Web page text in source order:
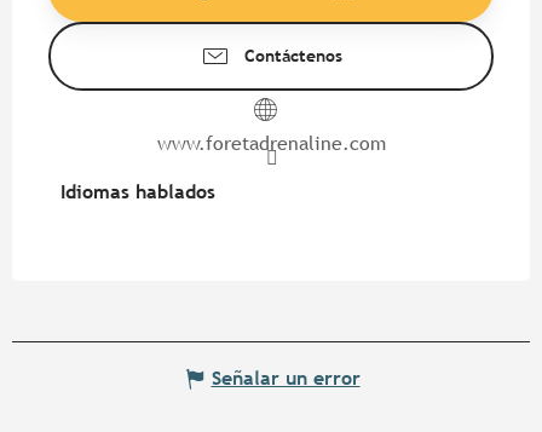
Contáctenos
www.foretadrenaline.com
Idiomas hablados
Idiomas hablados
Señalar un error